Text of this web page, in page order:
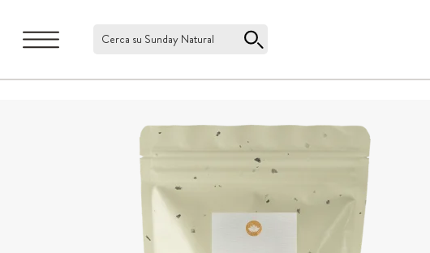
Cerca su Sunday Natural